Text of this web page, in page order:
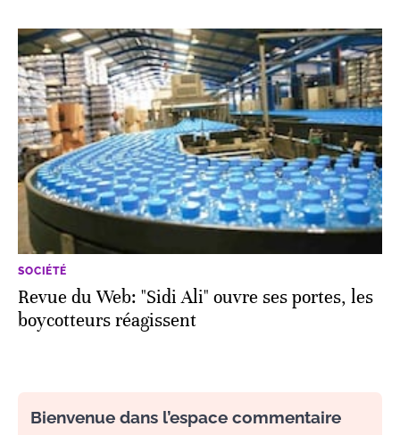
SOCIÉTÉ
Revue du Web: "Sidi Ali" ouvre ses portes, les
boycotteurs réagissent
Bienvenue dans l’espace commentaire